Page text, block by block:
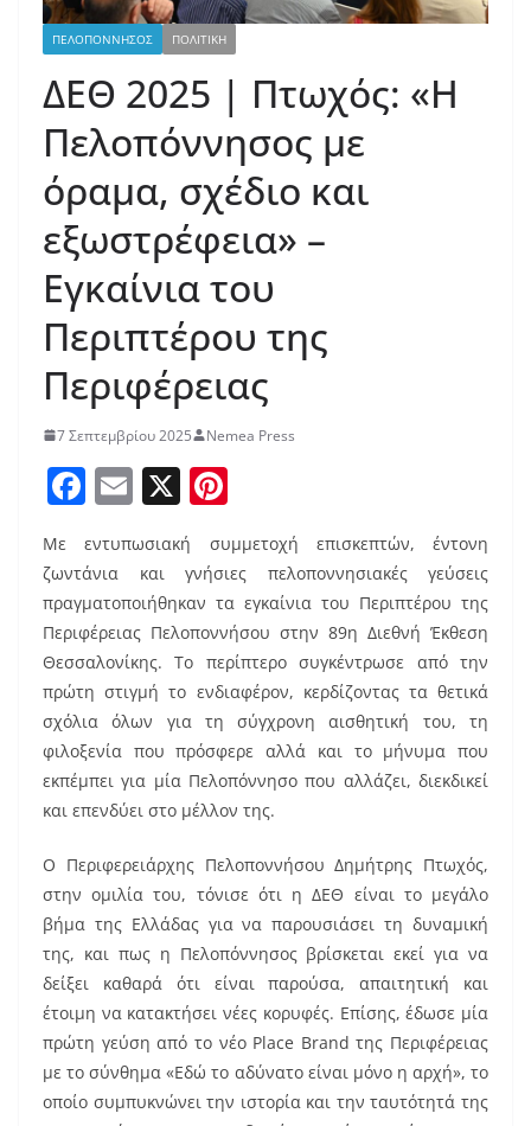
ΠΕΛΟΠΟΝΝΗΣΟΣ ΠΟΛΙΤΙΚΗ
ΔΕΘ 2025 | Πτωχός: «Η
Πελοπόννησος με
όραμα, σχέδιο και
εξωστρέφεια» –
Εγκαίνια του
Περιπτέρου της
Περιφέρειας
7 Σεπτεμβρίου 2025 Nemea Press
F
c
e
b
o
o
k
E
ai
l
X
er
e
st
Με εντυπωσιακή συμμετοχή επισκεπτών, έντονη
ζωντάνια και γνήσιες πελοποννησιακές γεύσεις
πραγματοποιήθηκαν τα εγκαίνια του Περιπτέρου της
Περιφέρειας Πελοποννήσου στην 89η Διεθνή Έκθεση
Θεσσαλονίκης. Το περίπτερο συγκέντρωσε από την
πρώτη στιγμή το ενδιαφέρον, κερδίζοντας τα θετικά
σχόλια όλων για τη σύγχρονη αισθητική του, τη
φιλοξενία που πρόσφερε αλλά και το μήνυμα που
εκπέμπει για μία Πελοπόννησο που αλλάζει, διεκδικεί
και επενδύει στο μέλλον της.
Ο Περιφερειάρχης Πελοποννήσου Δημήτρης Πτωχός,
στην ομιλία του, τόνισε ότι η ΔΕΘ είναι το μεγάλο
βήμα της Ελλάδας για να παρουσιάσει τη δυναμική
της, και πως η Πελοπόννησος βρίσκεται εκεί για να
δείξει καθαρά ότι είναι παρούσα, απαιτητική και
έτοιμη να κατακτήσει νέες κορυφές. Επίσης, έδωσε μία
πρώτη γεύση από το νέο Place Brand της Περιφέρειας
με το σύνθημα «Εδώ το αδύνατο είναι μόνο η αρχή», το
οποίο συμπυκνώνει την ιστορία και την ταυτότητά της